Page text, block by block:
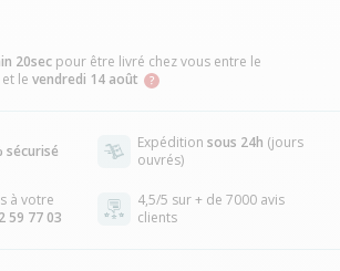
19sec pour être livré chez vous entre le
et le vendredi 14 août
sécurisé Expédition sous 24h (jours
ouvrés)
à votre
59 77 03
4,5/5 sur + de 7000 avis
clients